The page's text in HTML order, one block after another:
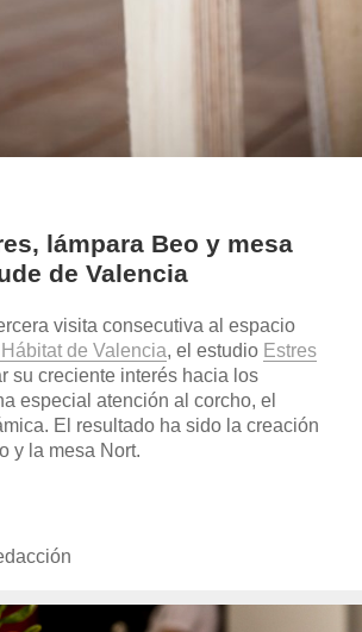
lámpara Beo y mesa
de Valencia
visita consecutiva al espacio
de Valencia, el estudio Estres
su creciente interés hacia los
especial atención al corcho, el
El resultado ha sido la creación
y la mesa Nort.
www.experimenta.es/author/redaccion/